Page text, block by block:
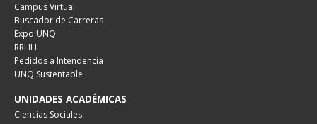
Campus Virtual
Buscador de Carreras
Expo UNQ
RRHH
Pedidos a Intendencia
UNQ Sustentable
UNIDADES ACADÉMICAS
Ciencias Sociales